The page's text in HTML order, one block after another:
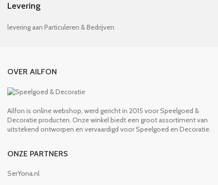
Levering
levering aan Particuleren & Bedrijven
OVER AILFON
Ailfon is online webshop, werd gericht in 2015 voor Speelgoed &
Decoratie producten. Onze winkel biedt een groot assortiment van
uitstekend ontworpen en vervaardigd voor Speelgoed en Decoratie.
ONZE PARTNERS
SerYona.nl